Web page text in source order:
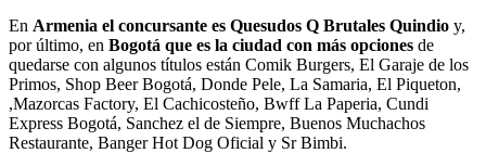
En Armenia el concursante es Quesudos Q Brutales Quindio y,
por último, en Bogotá que es la ciudad con más opciones de
quedarse con algunos títulos están Comik Burgers, El Garaje de los
Primos, Shop Beer Bogotá, Donde Pele, La Samaria, El Piqueton,
,Mazorcas Factory, El Cachicosteño, Bwff La Paperia, Cundi
Express Bogotá, Sanchez el de Siempre, Buenos Muchachos
Restaurante, Banger Hot Dog Oficial y Sr Bimbi.